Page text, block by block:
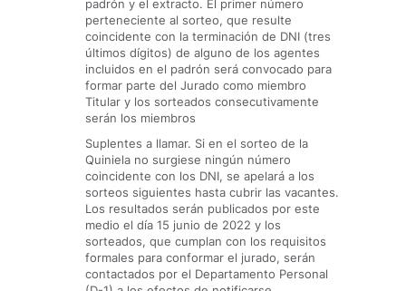
padrón y el extracto. El primer número
perteneciente al sorteo, que resulte
coincidente con la terminación de DNI (tres
últimos dígitos) de alguno de los agentes
incluidos en el padrón será convocado para
formar parte del Jurado como miembro
Titular y los sorteados consecutivamente
serán los miembros
Suplentes a llamar. Si en el sorteo de la
Quiniela no surgiese ningún número
coincidente con los DNI, se apelará a los
sorteos siguientes hasta cubrir las vacantes.
Los resultados serán publicados por este
medio el día 15 junio de 2022 y los
sorteados, que cumplan con los requisitos
formales para conformar el jurado, serán
contactados por el Departamento Personal